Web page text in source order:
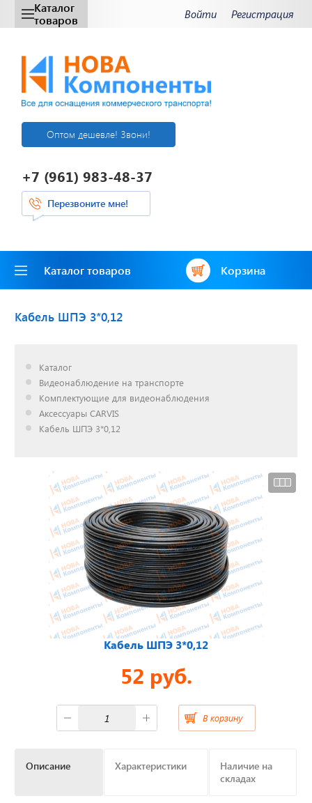
Каталог
товаров
Войти Регистрация
Оптом дешевле! Звони!
+7 (961) 983-48-37
Перезвоните мне!
Каталог товаров Корзина
наш счет!
с нами выгодно
склад
г. Нижний Новгород
Акции. Скидки.
Спецпредложения.
Узнать подробнее...
вопросы
Кабель ШПЭ 3*0,12
Каталог
Видеонаблюдение на транспорте
Комплектующие для видеонаблюдения
Аксессуары CARVIS
Кабель ШПЭ 3*0,12
Кабель ШПЭ 3*0,12
52 руб.
В корзину
Описание Характеристики
Наличие на
складах